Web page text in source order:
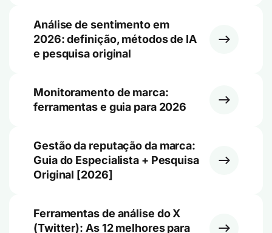
Análise de sentimento em
2026: definição, métodos de IA
e pesquisa original
Monitoramento de marca:
ferramentas e guia para 2026
Gestão da reputação da marca:
Guia do Especialista + Pesquisa
Original [2026]
Ferramentas de análise do X
(Twitter): As 12 melhores para